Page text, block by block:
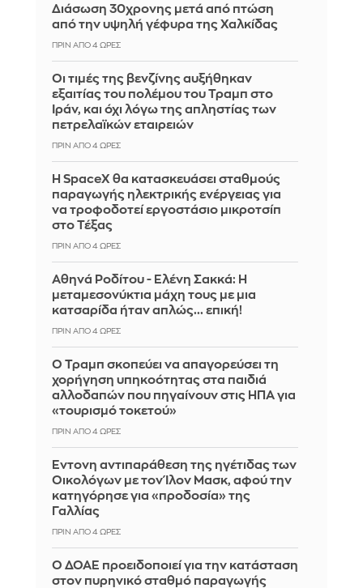
Διάσωση 30χρονης μετά από πτώση
από την υψηλή γέφυρα της Χαλκίδας
ΠΡΙΝ ΑΠΌ 4 ΏΡΕΣ
Οι τιμές της βενζίνης αυξήθηκαν
εξαιτίας του πολέμου του Τραμπ στο
Ιράν, και όχι λόγω της απληστίας των
πετρελαϊκών εταιρειών
ΠΡΙΝ ΑΠΌ 4 ΏΡΕΣ
Η SpaceX θα κατασκευάσει σταθμούς
παραγωγής ηλεκτρικής ενέργειας για
να τροφοδοτεί εργοστάσιο μικροτσίπ
στο Τέξας
ΠΡΙΝ ΑΠΌ 4 ΏΡΕΣ
Αθηνά Ροδίτου - Ελένη Σακκά: Η
μεταμεσονύκτια μάχη τους με μια
κατσαρίδα ήταν απλώς... επική!
ΠΡΙΝ ΑΠΌ 4 ΏΡΕΣ
Ο Τραμπ σκοπεύει να απαγορεύσει τη
χορήγηση υπηκοότητας στα παιδιά
αλλοδαπών που πηγαίνουν στις ΗΠΑ για
«τουρισμό τοκετού»
ΠΡΙΝ ΑΠΌ 4 ΏΡΕΣ
Έντονη αντιπαράθεση της ηγέτιδας των
Οικολόγων με τον Ίλον Μασκ, αφού την
κατηγόρησε για «προδοσία» της
Γαλλίας
ΠΡΙΝ ΑΠΌ 4 ΏΡΕΣ
Ο ΔΟΑΕ προειδοποιεί για την κατάσταση
στον πυρηνικό σταθμό παραγωγής